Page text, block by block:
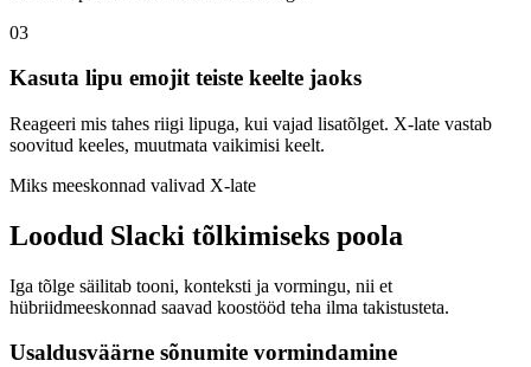
03
Kasuta lipu emojit teiste keelte jaoks
Reageeri mis tahes riigi lipuga, kui vajad lisatõlget. X-late vastab
soovitud keeles, muutmata vaikimisi keelt.
Miks meeskonnad valivad X-late
Loodud Slacki tõlkimiseks poola
Iga tõlge säilitab tooni, konteksti ja vormingu, nii et
hübriidmeeskonnad saavad koostööd teha ilma takistusteta.
Usaldusväärne sõnumite vormindamine